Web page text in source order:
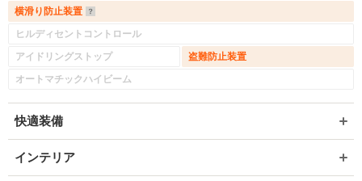
横滑り防止装置
ヒルディセントコントロール
アイドリングストップ
盗難防止装置
オートマチックハイビーム
快適装備
インテリア